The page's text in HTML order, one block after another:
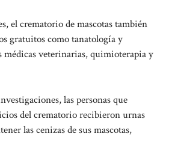
el crematorio de mascotas también
gratuitos como tanatología y
médicas veterinarias, quimioterapia y
las personas que
del crematorio recibieron urnas
las cenizas de sus mascotas,